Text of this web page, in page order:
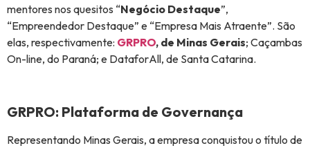
mentores nos quesitos “Negócio Destaque”,
“Empreendedor Destaque” e “Empresa Mais Atraente”. São
elas, respectivamente: GRPRO, de Minas Gerais; Caçambas
On-line, do Paraná; e DataforAll, de Santa Catarina.
GRPRO: Plataforma de Governança
Representando Minas Gerais, a empresa conquistou o título de